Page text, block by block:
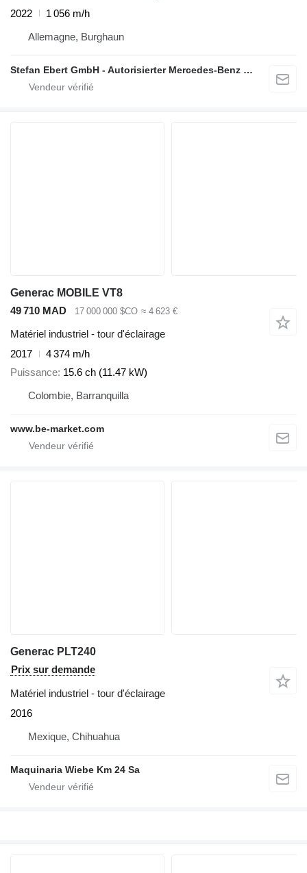
2022
1 056 m/h
Allemagne, Burghaun
Stefan Ebert GmbH - Autorisierter Mercedes-Benz Servicepartner
Generac MOBILE VT8
49 710 MAD
17 000 000 $CO ≈ 4 623 €
Matériel industriel - tour d'éclairage
2017
4 374 m/h
Puissance 15.6 ch (11.47 kW)
Colombie, Barranquilla
www.be-market.com
Generac PLT240
Prix sur demande
Matériel industriel - tour d'éclairage
2016
Mexique, Chihuahua
Maquinaria Wiebe Km 24 Sa